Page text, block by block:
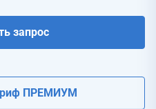
запрос
ПРЕМИУМ